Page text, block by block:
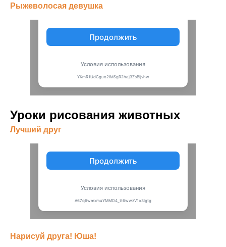
Рыжеволосая девушка
Уроки рисования животных
Лучший друг
Нарисуй друга! Юша!